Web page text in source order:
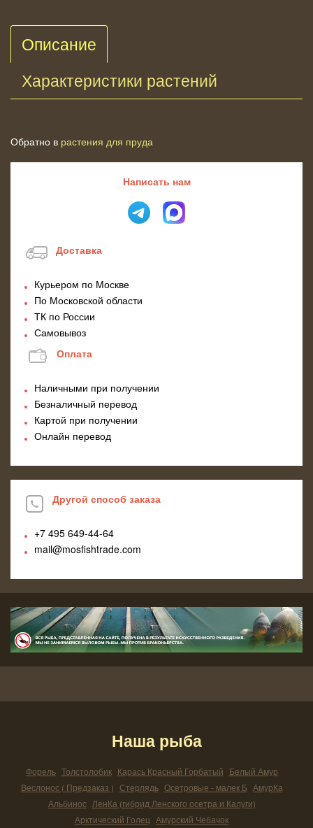
Описание
Характеристики растений
Обратно в растения для пруда
Написать нам
Доставка
Курьером по Москве
По Московской области
ТК по России
Самовывоз
Оплата
Наличными при получении
Безналичный перевод
Картой при получении
Онлайн перевод
Другой способ заказа
+7 495 649-44-64
mail@mosfishtrade.com
Наша рыба
Форель Толстолобик Карась Красный Горбатый Белый Амур
Веслонос ( Предзаказ ) Стерлядь Осетровые - малек Б АмурКа
Альбинос ЛенКа (гибрид Ленского осетра и Калуги)
Арктический Голец Амурский Чебачок